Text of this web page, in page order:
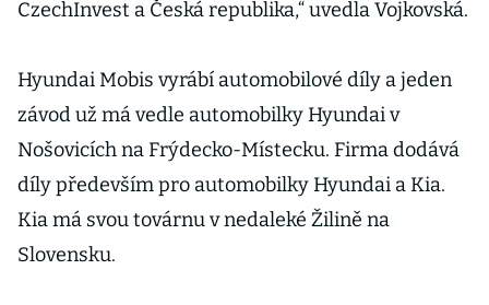
CzechInvest a Česká republika,“ uvedla Vojkovská.
Hyundai Mobis vyrábí automobilové díly a jeden
závod už má vedle automobilky Hyundai v
Nošovicích na Frýdecko-Místecku. Firma dodává
díly především pro automobilky Hyundai a Kia.
Kia má svou továrnu v nedaleké Žilině na
Slovensku.